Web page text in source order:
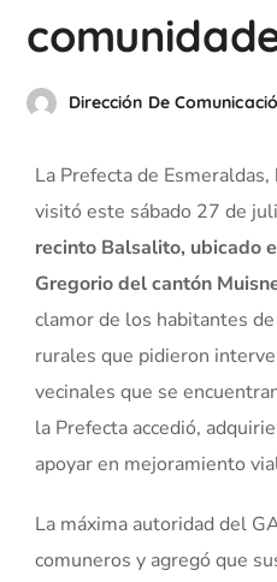
Dirección De
La Prefecta de Esmeraldas,
visitó este sábado 27 de
recinto Balsalito, ubicado
Gregorio del cantón
clamor de los habitantes
rurales que pidieron
vecinales que se
la Prefecta accedió,
apoyar en mejoramiento
La máxima autoridad del
comuneros y agregó que